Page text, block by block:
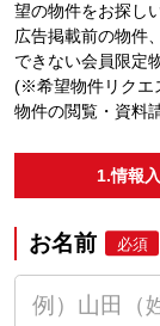
望の物件をお探し
広告掲載前の物件
できない会員限定
(※希望物件リクエ
物件の閲覧・資料
1.情報
お名前 必須